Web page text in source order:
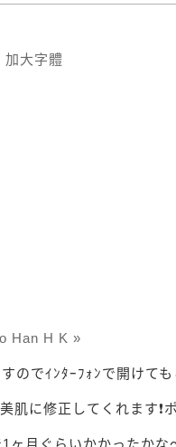
服務項目
作品
加大字體
Han H K »
のでｲﾝﾀｰﾌｫﾝで開けても
肌に修正してくれます❗
ヶ月ぐらいかかったか